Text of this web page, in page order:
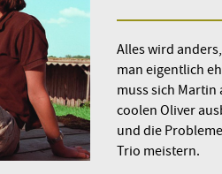
Alles wird
man eigentlich
muss sich Martin
coolen Oliver
und die
Trio meistern.